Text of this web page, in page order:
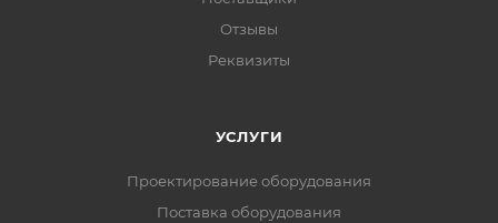
Отзывы
Реквизиты
УСЛУГИ
Проектирование оборудования
Поставка оборудования